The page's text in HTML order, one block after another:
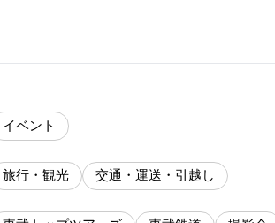
イベント
旅行・観光 交通・運送・引越し